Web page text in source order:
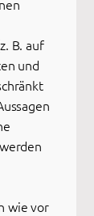
B. auf
und
wie vor